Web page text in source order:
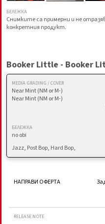
БЕЛЕЖКА
Снимките са примерни и не
конкретния продукт.
Booker Little - Booker
MEDIA GRADING / COVER
Near Mint (NM or M-)
Near Mint (NM or M-)
БЕЛЕЖКА
no obi
Jazz, Post Bop, Hard Bop,
НАПРАВИ ОФЕРТА
RELEASE NOTE